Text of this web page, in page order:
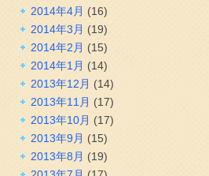
2014年4月 (16)
2014年3月 (19)
2014年2月 (15)
2014年1月 (14)
2013年12月 (14)
2013年11月 (17)
2013年10月 (17)
2013年9月 (15)
2013年8月 (19)